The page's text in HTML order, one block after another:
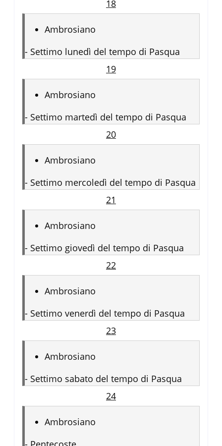
18
Ambrosiano
- Settimo lunedì del tempo di Pasqua
19
Ambrosiano
- Settimo martedì del tempo di Pasqua
20
Ambrosiano
- Settimo mercoledì del tempo di Pasqua
21
Ambrosiano
- Settimo giovedì del tempo di Pasqua
22
Ambrosiano
- Settimo venerdì del tempo di Pasqua
23
Ambrosiano
- Settimo sabato del tempo di Pasqua
24
Ambrosiano